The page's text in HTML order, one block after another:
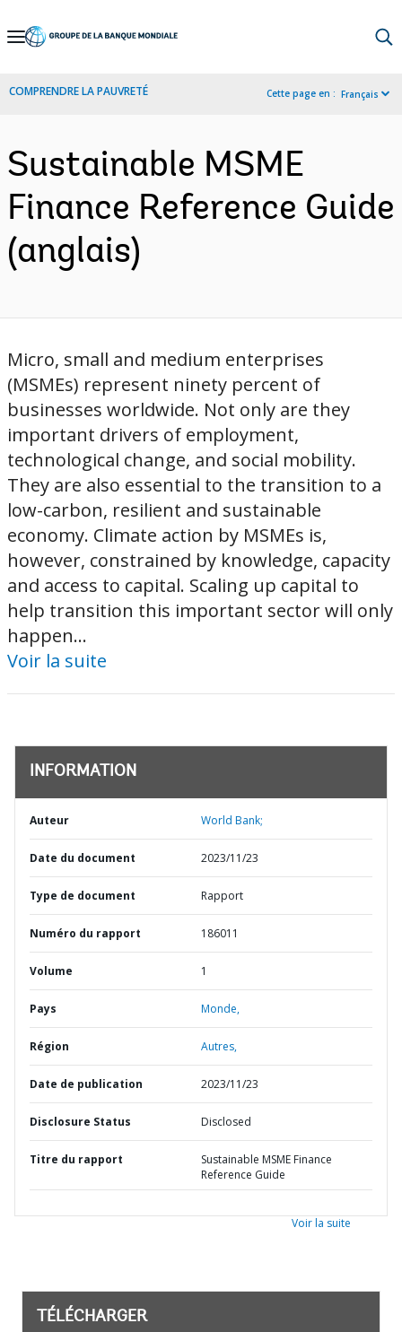
Skip
Navigation
COMPRENDRE LA PAUVRETÉ Cette page en : Français
Sustainable MSME
Finance Reference Guide
(anglais)
Micro, small and medium enterprises
(MSMEs) represent ninety percent of
businesses worldwide. Not only are they
important drivers of employment,
technological change, and social mobility.
They are also essential to the transition to a
low-carbon, resilient and sustainable
economy. Climate action by MSMEs is,
however, constrained by knowledge, capacity
and access to capital. Scaling up capital to
help transition this important sector will only
happen...
Voir la suite
INFORMATION
Auteur World Bank;
Date du document 2023/11/23
Type de document Rapport
Numéro du rapport 186011
Volume 1
Pays Monde,
Région Autres,
Date de publication 2023/11/23
Disclosure Status Disclosed
Titre du rapport
Sustainable MSME Finance
Reference Guide
Voir la suite
TÉLÉCHARGER